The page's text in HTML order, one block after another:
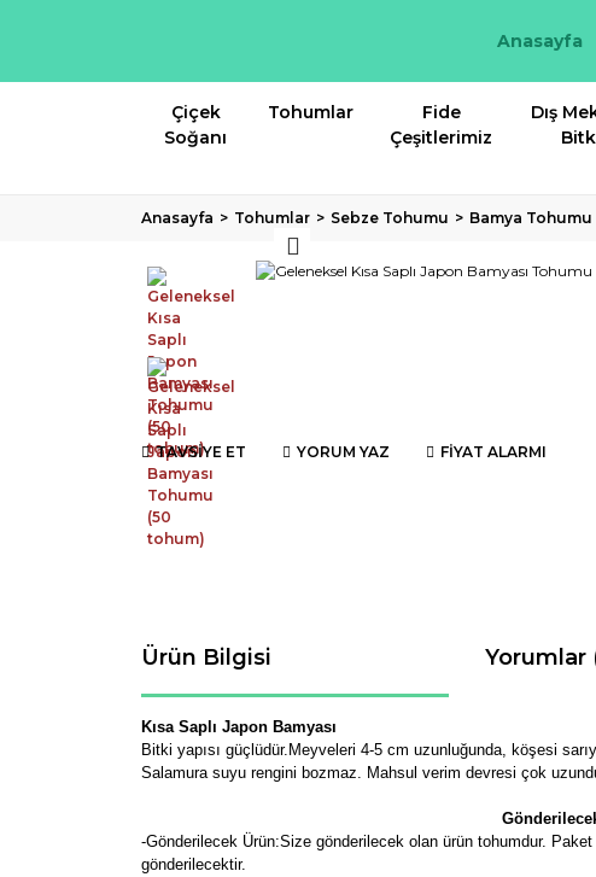
Anasayfa
Çiçek
Soğanı
Tohumlar
Fide
Çeşitlerimiz
Dış
Anasayfa Tohumlar Sebze Tohumu Bamya Tohumu
TAVSİYE ET YORUM YAZ FİYAT ALARMI
Ürün Bilgisi Yorumlar
Kısa Saplı Japon Bamyası
Bitki yapısı güçlüdür.Meyveleri 4-5 cm uzunluğunda, köşesi
Salamura suyu rengini bozmaz. Mahsul verim devresi çok
-Gönderilecek Ürün:Size gönderilecek olan ürün tohumdur.
gönderilecektir.